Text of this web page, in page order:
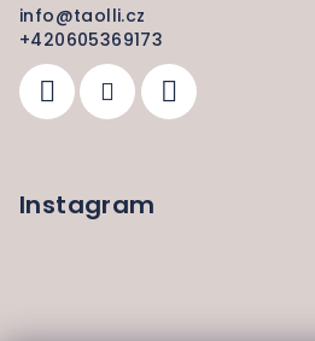
info@taolli.cz
+420605369173
Instagram